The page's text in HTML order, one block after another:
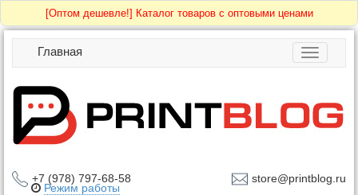
[Оптом дешевле!] Каталог товаров с оптовыми ценами
Toggle
Главная
+7 (978) 797-68-58 store@printblog.ru
Режим работы